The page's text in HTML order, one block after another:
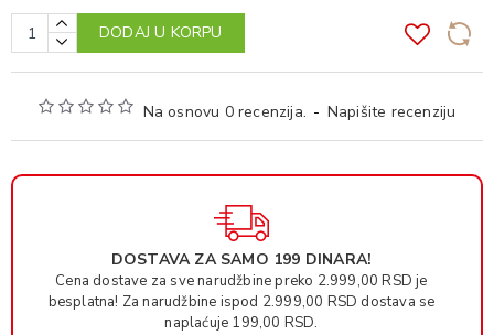
Na osnovu 0 recenzija. - Napišite recenziju
DODAJ U KORPU
DOSTAVA ZA SAMO 199 DINARA!
Cena dostave za sve narudžbine preko 2.999,00 RSD je
besplatna! Za narudžbine ispod 2.999,00 RSD dostava se
naplaćuje 199,00 RSD.